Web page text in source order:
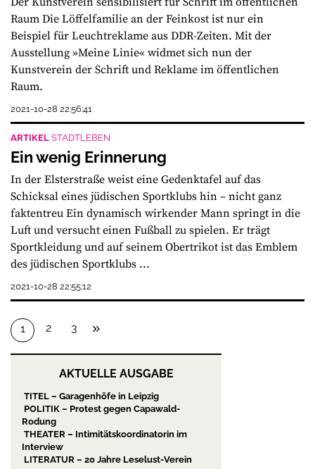
Raum Die Löffelfamilie an der Feinkost ist nur ein
Beispiel für Leuchtreklame aus DDR-Zeiten. Mit der
Ausstellung »Meine Linie« widmet sich nun der
Kunstverein der Schrift und Reklame im öffentlichen
Raum.
2021-10-28 22:56:41
ARTIKEL STADTLEBEN
Ein wenig Erinnerung
In der Elsterstraße weist eine Gedenktafel auf das
Schicksal eines jüdischen Sportklubs hin – nicht ganz
faktentreu Ein dynamisch wirkender Mann springt in die
Luft und versucht einen Fußball zu spielen. Er trägt
Sportkleidung und auf seinem Obertrikot ist das Emblem
des jüdischen Sportklubs ...
2021-10-28 22:55:12
1 2 3
AKTUELLE AUSGABE
TITEL – Garagenhöfe in Leipzig
POLITIK – Protest gegen Capawald-
Rodung
THEATER – Intimitätskoordinatorin im
Interview
LITERATUR – 20 Jahre Leselust-Verein